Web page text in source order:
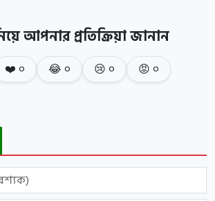
আপনার প্রতিক্রিয়া জানান
❤️০ 😂০ 😢০ 😡০